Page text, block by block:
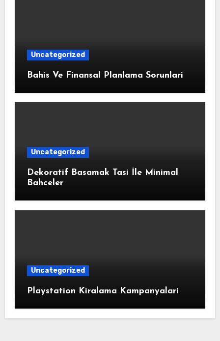
Uncategorized
Bahis Ve Finansal Planlama Sorunlari
Uncategorized
Dekoratif Basamak Tasi İle Minimal
Bahceler
Uncategorized
Playstation Kiralama Kampanyalari